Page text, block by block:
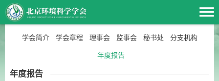
学会简介 学会章程 理事会 监事会 秘书处 分支机构
年度报告
年度报告